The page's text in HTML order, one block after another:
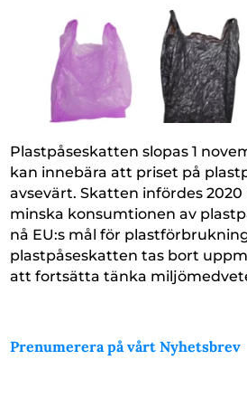
Plastpåseskatten slopas 1
kan innebära att priset på
avsevärt. Skatten infördes
minska konsumtionen av
nå EU:s mål för
plastpåseskatten tas bort
att fortsätta tänka
Prenumerera på vårt Nyhetsbrev